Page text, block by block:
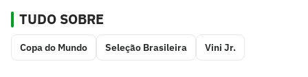
TUDO SOBRE
Copa do Mundo Seleção Brasileira Vini Jr.